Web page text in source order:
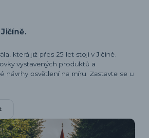
která již přes 25 let stojí v Jičíně.
vystavených produktů a
návrhy osvětlení na míru. Zastavte se u